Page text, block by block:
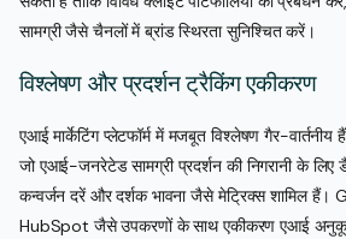
सामग्री जैसे चैनलों में ब्रांड स्थिरता सुनिश्चित करें।
विश्लेषण और प्रदर्शन ट्रैकिंग एकीकरण
एआई मार्केटिंग प्लेटफॉर्म में मजबूत विश्लेषण गैर-
जो एआई-जनरेटेड सामग्री प्रदर्शन की निगरानी के लिए
कन्वर्जन दरें और दर्शक भावना जैसे मेट्रिक्स शामिल
HubSpot जैसे उपकरणों के साथ एकीकरण एआई